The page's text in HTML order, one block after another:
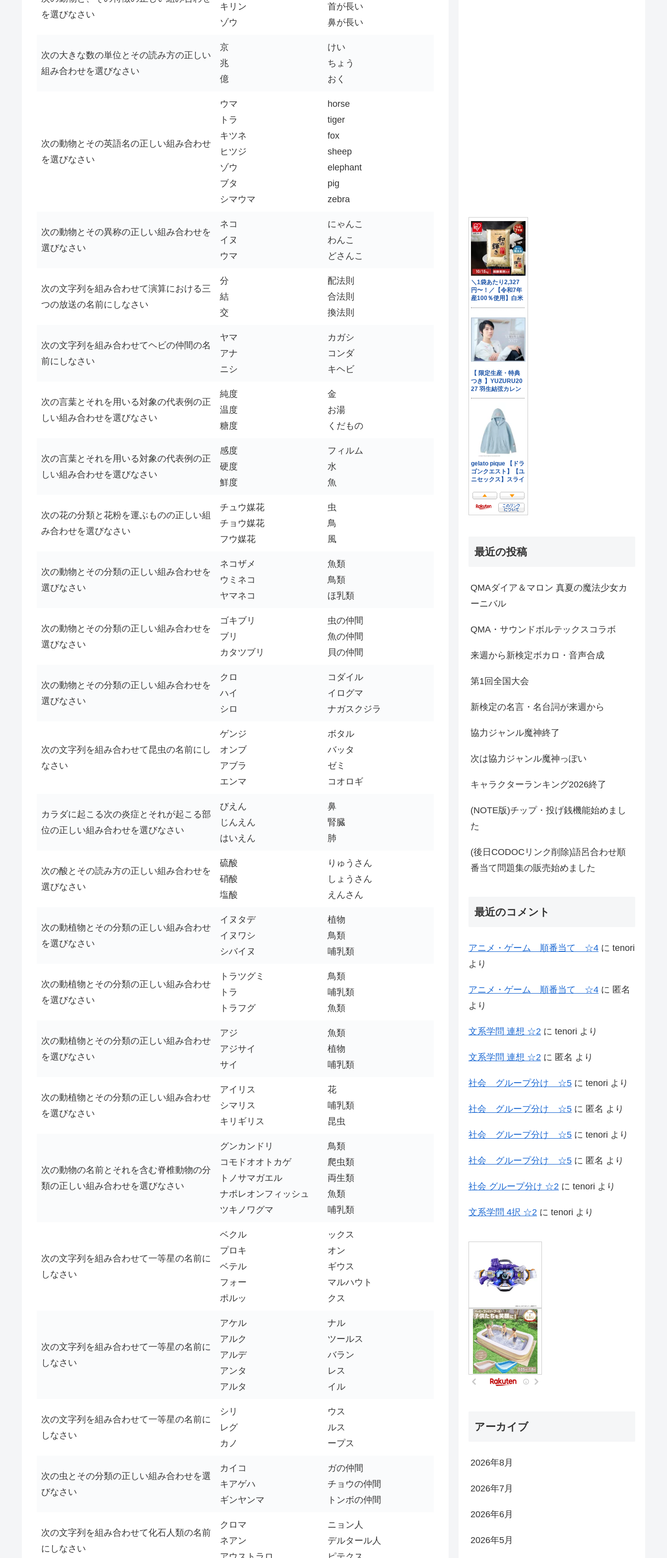
を選びなさい
キリン
ゾウ
首が長い
鼻が長い
次の大きな数の単位とその読み方の正しい
組み合わせを選びなさい
京
兆
億
けい
ちょう
おく
次の動物とその英語名の正しい組み合わせ
を選びなさい
ウマ
トラ
キツネ
ヒツジ
ゾウ
ブタ
シマウマ
horse
tiger
fox
sheep
elephant
pig
zebra
次の動物とその異称の正しい組み合わせを
選びなさい
ネコ
イヌ
ウマ
にゃんこ
わんこ
どさんこ
次の文字列を組み合わせて演算における三
つの放送の名前にしなさい
分
結
交
配法則
合法則
換法則
次の文字列を組み合わせてヘビの仲間の名
前にしなさい
ヤマ
アナ
ニシ
カガシ
コンダ
キヘビ
次の言葉とそれを用いる対象の代表例の正
しい組み合わせを選びなさい
純度
温度
糖度
金
お湯
くだもの
次の言葉とそれを用いる対象の代表例の正
しい組み合わせを選びなさい
感度
硬度
鮮度
フィルム
水
魚
次の花の分類と花粉を運ぶものの正しい組
み合わせを選びなさい
チュウ媒花
チョウ媒花
フウ媒花
虫
鳥
風
次の動物とその分類の正しい組み合わせを
選びなさい
ネコザメ
ウミネコ
ヤマネコ
魚類
鳥類
ほ乳類
次の動物とその分類の正しい組み合わせを
選びなさい
ゴキブリ
ブリ
カタツブリ
虫の仲間
魚の仲間
貝の仲間
次の動物とその分類の正しい組み合わせを
選びなさい
クロ
ハイ
シロ
コダイル
イログマ
ナガスクジラ
次の文字列を組み合わせて昆虫の名前にし
なさい
ゲンジ
オンブ
アブラ
エンマ
ボタル
バッタ
ゼミ
コオロギ
カラダに起こる次の炎症とそれが起こる部
位の正しい組み合わせを選びなさい
びえん
じんえん
はいえん
鼻
腎臓
肺
次の酸とその読み方の正しい組み合わせを
選びなさい
硫酸
硝酸
塩酸
りゅうさん
しょうさん
えんさん
次の動植物とその分類の正しい組み合わせ
を選びなさい
イヌタデ
イヌワシ
シバイヌ
植物
鳥類
哺乳類
次の動植物とその分類の正しい組み合わせ
を選びなさい
トラツグミ
トラ
トラフグ
鳥類
哺乳類
魚類
次の動植物とその分類の正しい組み合わせ
を選びなさい
アジ
アジサイ
サイ
魚類
植物
哺乳類
次の動植物とその分類の正しい組み合わせ
を選びなさい
アイリス
シマリス
キリギリス
花
哺乳類
昆虫
次の動物の名前とそれを含む脊椎動物の分
類の正しい組み合わせを選びなさい
グンカンドリ
コモドオオトカゲ
トノサマガエル
ナポレオンフィッシュ
ツキノワグマ
鳥類
爬虫類
両生類
魚類
哺乳類
次の文字列を組み合わせて一等星の名前に
しなさい
ベクル
プロキ
ベテル
フォー
ポルッ
ックス
オン
ギウス
マルハウト
クス
次の文字列を組み合わせて一等星の名前に
しなさい
アケル
アルク
アルデ
アンタ
アルタ
ナル
ツールス
バラン
レス
イル
次の文字列を組み合わせて一等星の名前に
しなさい
シリ
レグ
カノ
ウス
ルス
ープス
次の虫とその分類の正しい組み合わせを選
びなさい
カイコ
キアゲハ
ギンヤンマ
ガの仲間
チョウの仲間
トンボの仲間
次の文字列を組み合わせて化石人類の名前
にしなさい
クロマ
ネアン
ニョン人
デルタール人
最近の投稿
QMAダイア＆マロン 真夏の魔法少女カ
ーニバル
QMA・サウンドボルテックスコラボ
来週から新検定ボカロ・音声合成
第1回全国大会
新検定の名言・名台詞が来週から
協力ジャンル魔神終了
次は協力ジャンル魔神っぽい
キャラクターランキング2026終了
(NOTE版)チップ・投げ銭機能始めまし
た
(後日CODOCリンク削除)語呂合わせ順
番当て問題集の販売始めました
最近のコメント
アニメ・ゲーム 順番当て ☆4 に tenori
より
アニメ・ゲーム 順番当て ☆4 に 匿名
より
文系学問 連想 ☆2 に tenori より
文系学問 連想 ☆2 に 匿名 より
社会 グループ分け ☆5 に tenori より
社会 グループ分け ☆5 に 匿名 より
社会 グループ分け ☆5 に tenori より
社会 グループ分け ☆5 に 匿名 より
社会 グループ分け ☆2 に tenori より
文系学問 4択 ☆2 に tenori より
アーカイブ
2026年8月
2026年7月
2026年6月
2026年5月